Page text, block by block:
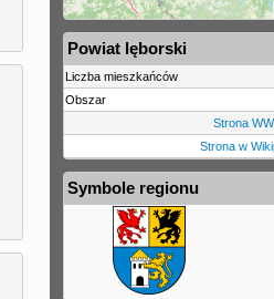
Powiat lęborski
Liczba mieszkańców
Obszar
Strona
Strona w
Symbole regionu